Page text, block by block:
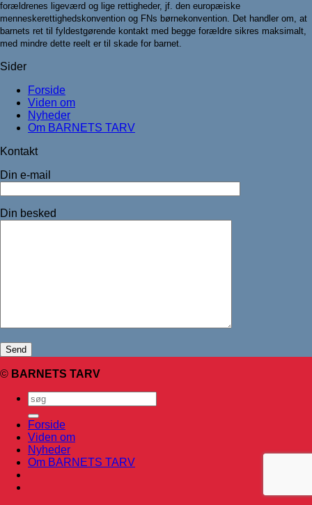
forældrenes ligeværd og lige rettigheder, jf. den europæiske
menneskerettighedskonvention og FNs børnekonvention. Det handler om, at
barnets ret til fyldestgørende kontakt med begge forældre sikres maksimalt,
med mindre dette reelt er til skade for barnet.
Sider
Forside
Viden om
Nyheder
Om BARNETS TARV
Kontakt
Din e-mail
Din besked
© BARNETS TARV
Forside
Viden om
Nyheder
Om BARNETS TARV